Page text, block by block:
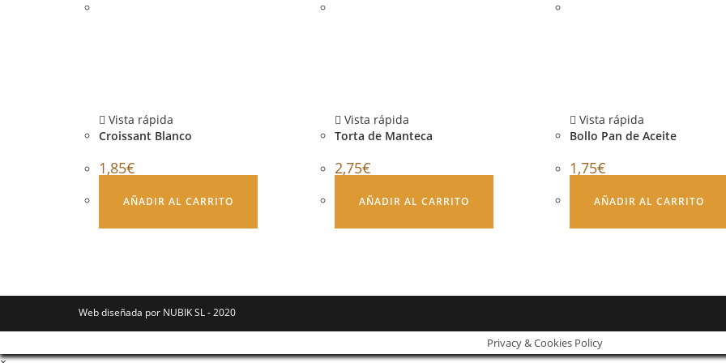
Vista rápida
Croissant Blanco
1,85€
AÑADIR AL CARRITO
Vista rápida
Torta de Manteca
2,75€
AÑADIR AL CARRITO
Vista rápida
Bollo Pan de Aceite
1,75€
AÑADIR AL CARRITO
Web diseñada por NUBIK SL - 2020
Privacy & Cookies Policy